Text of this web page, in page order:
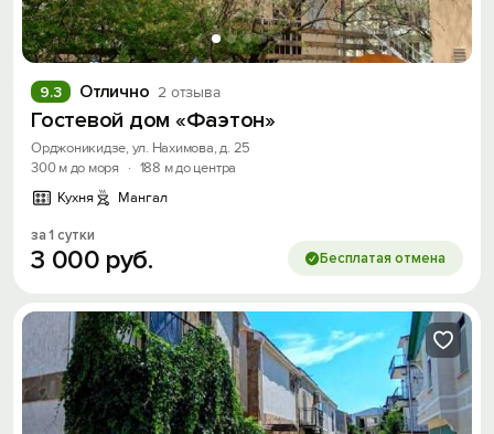
Отлично 2 отзыва
9.3
Гостевой дом «Фаэтон»
Орджоникидзе, ул. Нахимова, д. 25
300 м до моря
· 188 м до центра
Кухня
Мангал
за 1 сутки
3 000 руб. Бесплатая отмена